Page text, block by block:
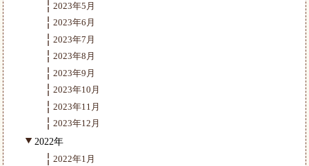
2023年5月
2023年6月
2023年7月
2023年8月
2023年9月
2023年10月
2023年11月
2023年12月
2022年
2022年1月